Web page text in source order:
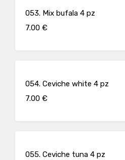
053. Mix bufala 4 pz
7.00 €
054. Ceviche white 4 pz
7.00 €
055. Ceviche tuna 4 pz